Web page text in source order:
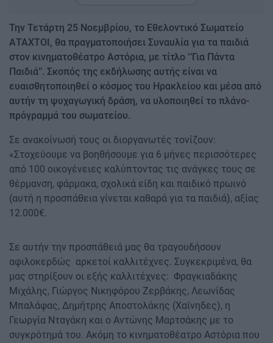
Την Τετάρτη 25 Νοεμβρίου, το Εθελοντικό Σωματείο
ΑΤΑΧΤΟΙ, θα πραγματοποιήσει Συναυλία για τα παιδιά
στον κινηματοθέατρο Αστόρια, με τίτλο ‘’Για Πάντα
Παιδιά’’. ​Σκοπός της εκδήλωσης αυτής είναι να
ευαισθητοποιηθεί ο κόσμος του Ηρακλείου και μέσα από
αυτήν τη ψυχαγωγική δράση, να υλοποιηθεί το πλάνο-
πρόγραμμά του σωματείου.
Σε ανακοίνωσή τους οι διοργανωτές τονίζουν:
«Στοχεύουμε να βοηθήσουμε για 6 μήνες περισσότερες
από 100 οικογένειες καλύπτοντας τις ανάγκες τους σε
θέρμανση, φάρμακα, σχολικά είδη και παιδικό πρωινό
(αυτή η προσπάθεια γίνεται καθαρά για τα παιδιά), αξίας
12.000€.
Σε αυτήν την προσπάθειά μας θα τραγουδήσουν
αφιλοκερδώς αρκετοί καλλιτέχνες. Συγκεκριμένα, θα
μας στηρίξουν οι εξής καλλιτέχνες: Φραγκιαδάκης
Μιχάλης, Γιώργος Νικηφόρου Ζερβάκης, Λεωνίδας
Μπαλάφας, Δημήτρης Αποστολάκης (Χαϊνηδες), η
Γεωργία Νταγάκη και ο Αντώνης Μαρτσάκης με το
συγκρότημά του. Ακόμη το κινηματοθέατρο Αστόρια που